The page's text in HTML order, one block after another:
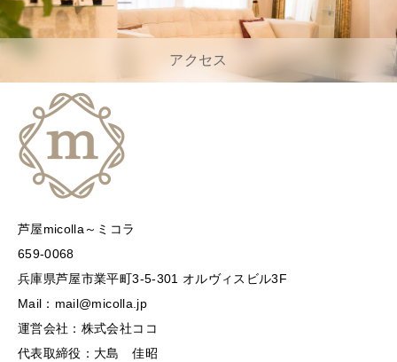
アクセス
芦屋micolla～ミコラ
659-0068
兵庫県芦屋市業平町3-5-301 オルヴィスビル3F
Mail：mail@micolla.jp
運営会社：株式会社ココ
代表取締役：大島 佳昭